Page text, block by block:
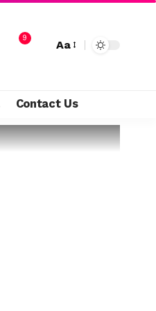
9
Aa
Contact Us